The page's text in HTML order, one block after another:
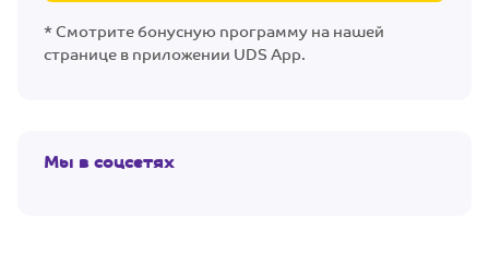
* Смотрите бонусную программу на нашей
странице в приложении UDS App.
Мы в соцсетях